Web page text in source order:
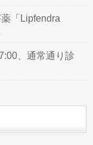
「Lipfendra
、通常通り診